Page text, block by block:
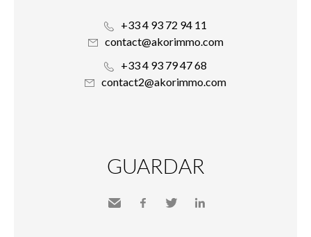
+33 4 93 72 94 11
contact@akorimmo.com
+33 4 93 79 47 68
contact2@akorimmo.com
GUARDAR